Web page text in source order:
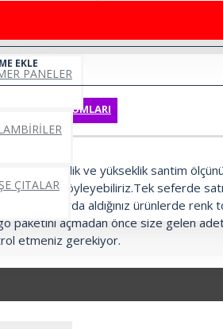
PANELER
ÇITALAR
EKLE
ÜRÜN YORUMLARI
bize genişlik ve yükseklik santim
söyleyebiliriz.Tek seferde
zamanlarda aldığınız ürünlerde renk
paketini açmadan önce size gelen adet
etmeniz gerekiyor.